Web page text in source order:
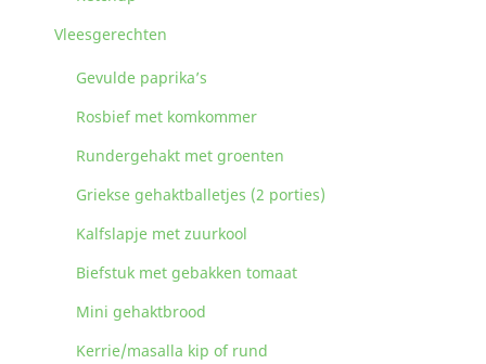
Vleesgerechten
Gevulde paprika’s
Rosbief met komkommer
Rundergehakt met groenten
Griekse gehaktballetjes (2 porties)
Kalfslapje met zuurkool
Biefstuk met gebakken tomaat
Mini gehaktbrood
Kerrie/masalla kip of rund